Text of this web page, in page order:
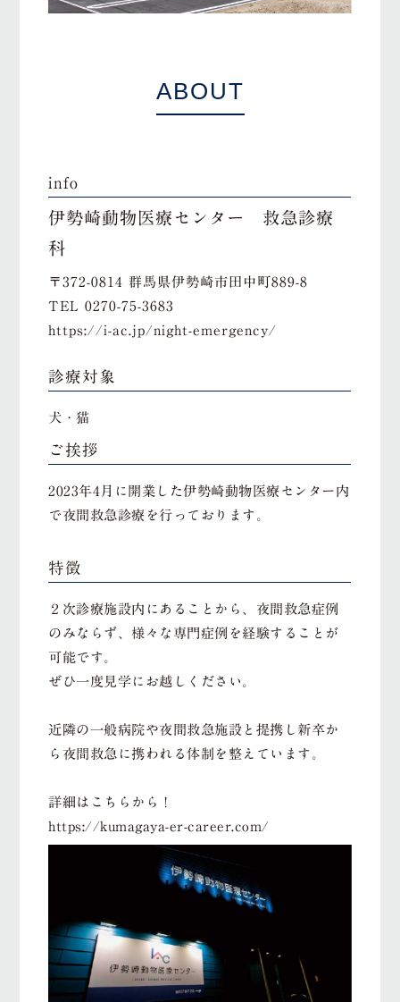
ABOUT
info
伊勢崎動物医療センター 救急診療
科
〒372-0814 群馬県伊勢崎市田中町889-8
TEL0270-75-3683
https://i-ac.jp/night-emergency/
診療対象
犬・猫
ご挨拶
2023年4月に開業した伊勢崎動物医療センター内
で夜間救急診療を行っております。
特徴
２次診療施設内にあることから、夜間救急症例
のみならず、様々な専門症例を経験することが
可能です。
ぜひ一度見学にお越しください。
近隣の一般病院や夜間救急施設と提携し新卒か
ら夜間救急に携われる体制を整えています。
詳細はこちらから！
https://kumagaya-er-career.com/